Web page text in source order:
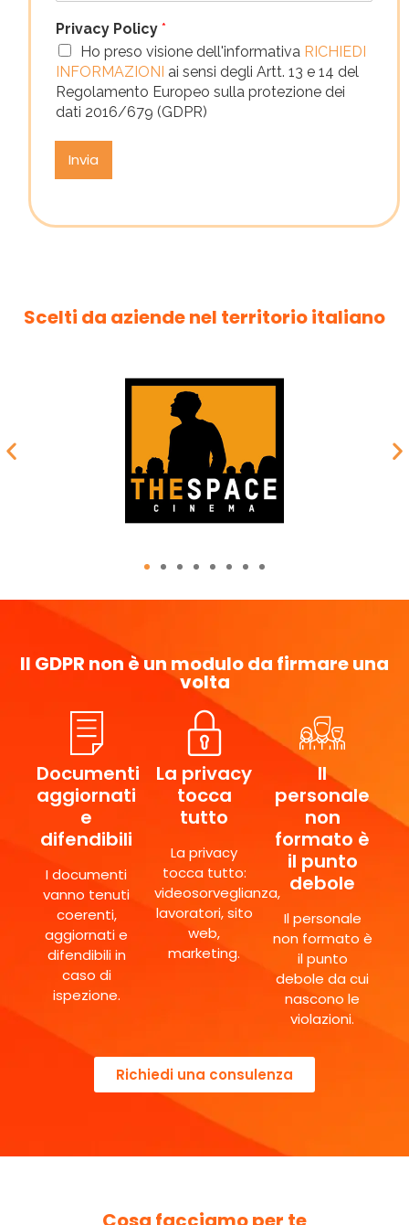
Privacy Policy*
Ho preso visione dell'informativa RICHIEDI
INFORMAZIONI ai sensi degli Artt. 13 e 14 del
Regolamento Europeo sulla protezione dei
dati 2016/679 (GDPR)
Invia
Scelti da aziende nel territorio italiano
Il GDPR non è un modulo da firmare una
volta
Documenti
aggiornati
e
difendibili
I documenti
vanno tenuti
coerenti,
aggiornati e
difendibili in
caso di
ispezione.
La privacy
tocca
tutto
La privacy
tocca tutto:
videosorveglianza,
lavoratori, sito
web,
marketing.
Il
personale
non
formato è
il punto
debole
Il personale
non formato è
il punto
debole da cui
nascono le
violazioni.
Richiedi una consulenza